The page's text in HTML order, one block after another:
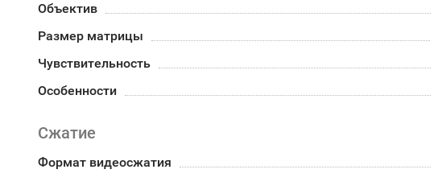
Объектив
Размер матрицы
Чувствительность
Особенности
Сжатие
Формат видеосжатия